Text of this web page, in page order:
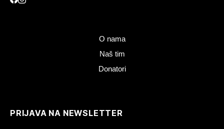
O nama
Naš tim
Donatori
PRIJAVA NA NEWSLETTER